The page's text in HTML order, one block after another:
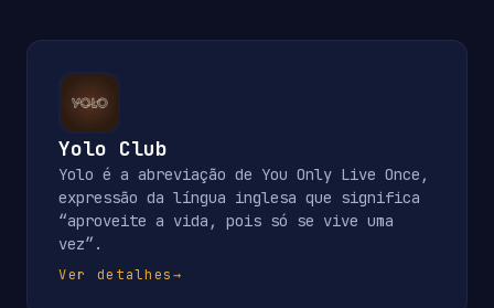
Yolo Club
Yolo é a abreviação de You Only Live Once,
expressão da língua inglesa que significa
“aproveite a vida, pois só se vive uma
vez”.
Ver detalhes→